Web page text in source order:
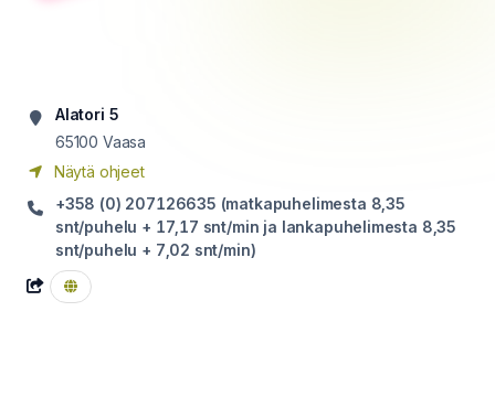
Alatori 5
65100 Vaasa
Näytä ohjeet
+358 (0) 207126635 (matkapuhelimesta 8,35
snt/puhelu + 17,17 snt/min ja lankapuhelimesta 8,35
snt/puhelu + 7,02 snt/min)